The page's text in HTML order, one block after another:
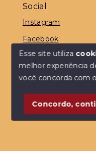
Social
Instagram
Facebook
© Copyright 2026 -
SITE PARA IMOBILIARIA
Esse site utiliza
melhor experiência
você concorda com
Concordo,